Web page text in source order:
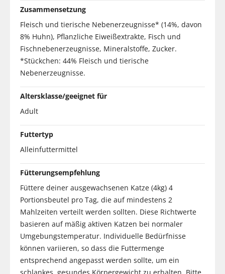
Zusammensetzung
Fleisch und tierische Nebenerzeugnisse* (14%, davon
8% Huhn), Pflanzliche Eiweißextrakte, Fisch und
Fischnebenerzeugnisse, Mineralstoffe, Zucker.
*Stückchen: 44% Fleisch und tierische
Nebenerzeugnisse.
Altersklasse/geeignet für
Adult
Futtertyp
Alleinfuttermittel
Fütterungsempfehlung
Füttere deiner ausgewachsenen Katze (4kg) 4
Portionsbeutel pro Tag, die auf mindestens 2
Mahlzeiten verteilt werden sollten. Diese Richtwerte
basieren auf mäßig aktiven Katzen bei normaler
Umgebungstemperatur. Individuelle Bedürfnisse
können variieren, so dass die Futtermenge
entsprechend angepasst werden sollte, um ein
schlankes, gesundes Körpergewicht zu erhalten. Bitte